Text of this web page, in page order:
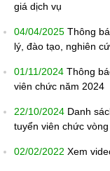
giá dịch vụ
04/04/2025 Thông
lý, đào tạo, nghiên
01/11/2024 Thông
viên chức năm 2024
22/10/2024 Danh
tuyển viên chức
02/02/2022 Xem